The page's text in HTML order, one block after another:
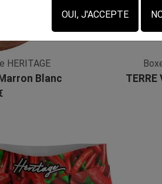
HERITAGE
Blanc
TERRE
OUI, J'ACCEPTE